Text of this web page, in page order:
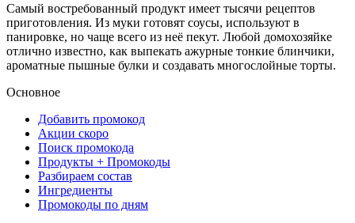
Самый востребованный продукт имеет тысячи рецептов
приготовления. Из муки готовят соусы, используют в
панировке, но чаще всего из неё пекут. Любой домохозяйке
отлично известно, как выпекать ажурные тонкие блинчики,
ароматные пышные булки и создавать многослойные торты.
Основное
Добавить промокод
Акции скоро
Поиск промокода
Продукты + Промокоды
Разбираем состав
Ингредиенты
Промокоды по дням